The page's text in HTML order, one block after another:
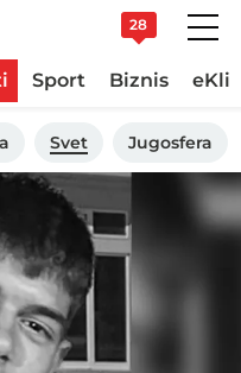
28
Sport Biznis
Svet Jugosfera